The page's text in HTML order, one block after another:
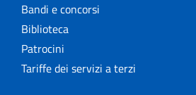
Bandi e concorsi
Biblioteca
Patrocini
Tariffe dei servizi a terzi